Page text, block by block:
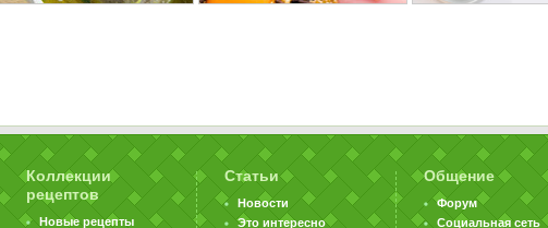
Коллекции
рецептов
Новые рецепты
Статьи
Новости
Это интересно
Общение
Форум
Социальная сеть